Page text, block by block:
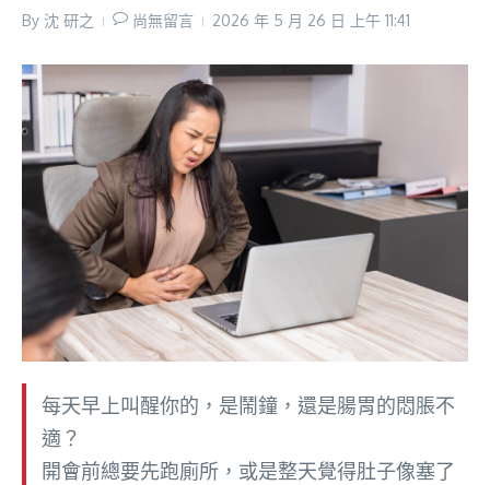
By 沈 研之 尚無留言 2026 年 5 月 26 日 上午 11:41
每天早上叫醒你的，是鬧鐘，還是腸胃的悶脹不
適？
開會前總要先跑廁所，或是整天覺得肚子像塞了